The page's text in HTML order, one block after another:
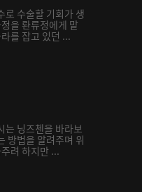
로 수술할 기회가 생
을 롼류정에게 맡
를 잡고 있던 ...
는 닝즈첸을 바라보
방법을 알려주며 위
려 하지만 ...